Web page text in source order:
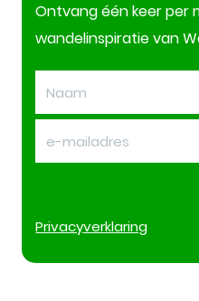
Ontvang één keer per
wandelinspiratie van
Privacyverklaring